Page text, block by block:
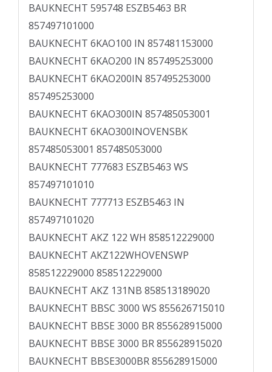
BAUKNECHT 595748 ESZB5463 BR
857497101000
BAUKNECHT 6KAO100 IN 857481153000
BAUKNECHT 6KAO200 IN 857495253000
BAUKNECHT 6KAO200IN 857495253000
857495253000
BAUKNECHT 6KAO300IN 857485053001
BAUKNECHT 6KAO300INOVENSBK
857485053001 857485053000
BAUKNECHT 777683 ESZB5463 WS
857497101010
BAUKNECHT 777713 ESZB5463 IN
857497101020
BAUKNECHT AKZ 122 WH 858512229000
BAUKNECHT AKZ122WHOVENSWP
858512229000 858512229000
BAUKNECHT AKZ 131NB 858513189020
BAUKNECHT BBSC 3000 WS 855626715010
BAUKNECHT BBSE 3000 BR 855628915000
BAUKNECHT BBSE 3000 BR 855628915020
BAUKNECHT BBSE3000BR 855628915000